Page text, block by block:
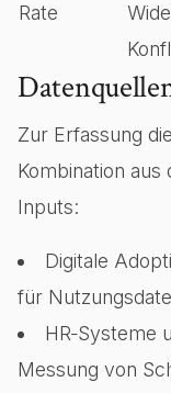
Rate
Zur Erfassung
Kombination aus
Inputs:
Digitale
für
HR‑Systeme
Messung von